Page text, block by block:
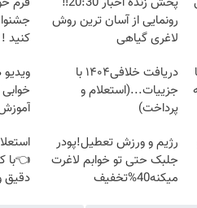
رونمایی از آسان ترین روش
لاغری گیاهی
کنید ! |
دریافت خلافی۱۴۰۴ با
جزییات...(استعلام و
پرداخت)
رژیم و ورزش تعطیل!پودر
جلبک حتی تو خوابم لاغرت
میکنه40%تخفیف
👈با
دقیق